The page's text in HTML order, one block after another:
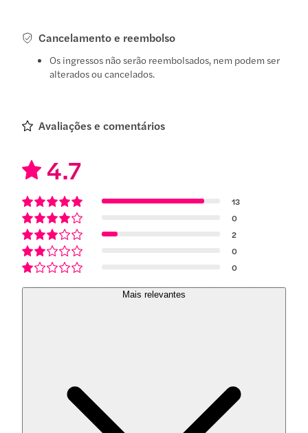
Cancelamento e reembolso
Os ingressos não serão reembolsados, nem podem ser
alterados ou cancelados.
Avaliações e comentários
4.7
13
0
2
0
0
Mais relevantes